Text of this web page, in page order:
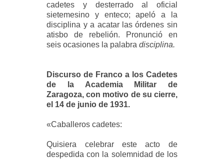
cadetes y desterrado al oficial
sietemesino y enteco; apeló a la
disciplina y a acatar las órdenes sin
atisbo de rebelión. Pronunció en
seis ocasiones la palabradisciplina.
Discurso de Franco a los Cadetes
de la Academia Militar de
Zaragoza, con motivo de su cierre,
el 14 de junio de 1931.
«Caballeros cadetes:
Quisiera celebrar este acto de
despedida con la solemnidad de los